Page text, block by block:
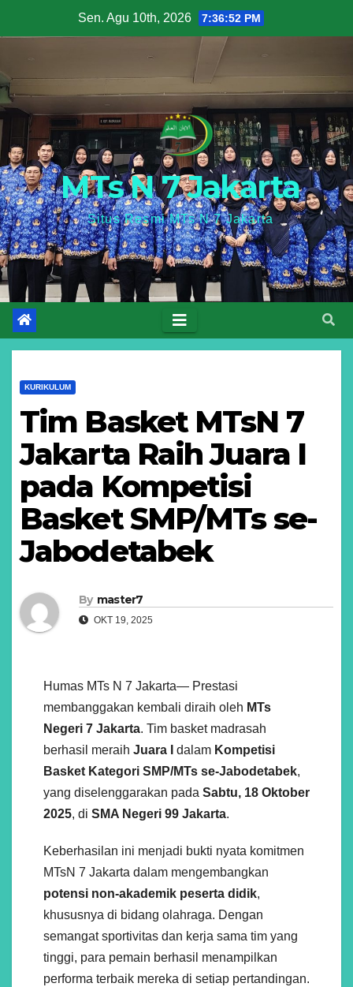
to
Sen. Agu 10th, 2026 7:36:53 PM
MTs N 7 Jakarta
Situs Resmi MTs N 7 Jakarta
KURIKULUM
Tim Basket MTsN 7
Jakarta Raih Juara I
pada Kompetisi
Basket SMP/MTs se-
Jabodetabek
By master7
OKT 19, 2025
Humas MTs N 7 Jakarta— Prestasi
membanggakan kembali diraih oleh MTs
Negeri 7 Jakarta. Tim basket madrasah
berhasil meraih Juara I dalam Kompetisi
Basket Kategori SMP/MTs se-Jabodetabek,
yang diselenggarakan pada Sabtu, 18 Oktober
2025, di SMA Negeri 99 Jakarta.
Keberhasilan ini menjadi bukti nyata komitmen
MTsN 7 Jakarta dalam mengembangkan
potensi non-akademik peserta didik,
khususnya di bidang olahraga. Dengan
semangat sportivitas dan kerja sama tim yang
tinggi, para pemain berhasil menampilkan
performa terbaik mereka di setiap pertandingan.